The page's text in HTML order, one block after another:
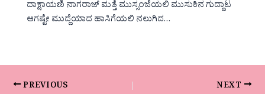
ದಾಕ್ಷಾಯಣಿ ನಾಗರಾಜ್ ಮತ್ತೆ ಮುಸ್ಸಂಜೆಯಲಿ ಮುಸುಕಿನ ಗುದ್ದಾಟ
ಆಗಷ್ಟೇ ಮುದ್ದೆಯಾದ ಹಾಸಿಗೆಯಲಿ ನಲುಗಿದ…
PREVIOUS NEXT